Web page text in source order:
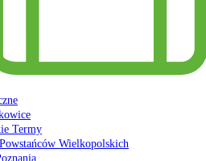
Termy
Wielkopolskich